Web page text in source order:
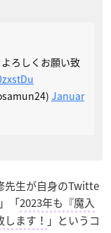
よろしくお願い致
Januar
先生が自身のTwitte
」「2023年も『魔入
ます！ 」というコ